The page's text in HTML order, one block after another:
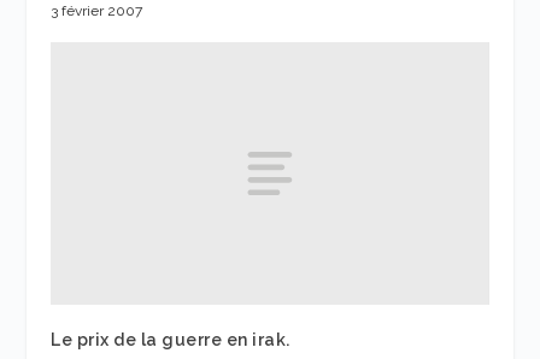
3 février 2007
Le prix de la guerre en irak.